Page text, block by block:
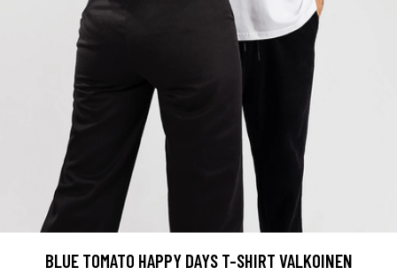
BLUE TOMATO HAPPY DAYS T-SHIRT VALKOINEN